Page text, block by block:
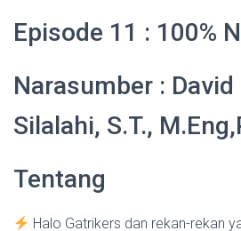
Episode 11 : 100%
Narasumber :
Silalahi, S.T.,
Tentang
Halo Gatrikers dan rekan-rekan